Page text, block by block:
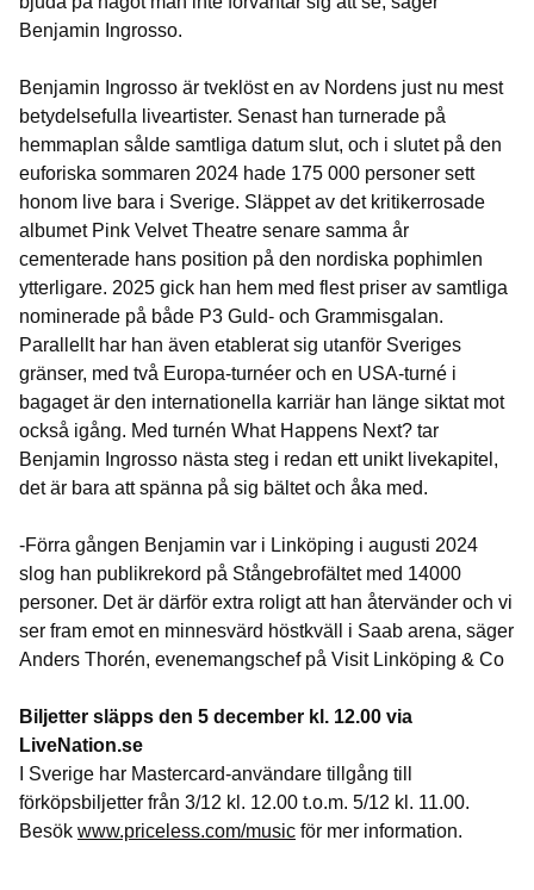
Benjamin Ingrosso.
Benjamin Ingrosso är tveklöst en av Nordens just nu mest
betydelsefulla liveartister. Senast han turnerade på
hemmaplan sålde samtliga datum slut, och i slutet på den
euforiska sommaren 2024 hade 175 000 personer sett
honom live bara i Sverige. Släppet av det kritikerrosade
albumet Pink Velvet Theatre senare samma år
cementerade hans position på den nordiska pophimlen
ytterligare. 2025 gick han hem med flest priser av samtliga
nominerade på både P3 Guld- och Grammisgalan.
Parallellt har han även etablerat sig utanför Sveriges
gränser, med två Europa-turnéer och en USA-turné i
bagaget är den internationella karriär han länge siktat mot
också igång. Med turnén What Happens Next? tar
Benjamin Ingrosso nästa steg i redan ett unikt livekapitel,
det är bara att spänna på sig bältet och åka med.
-Förra gången Benjamin var i Linköping i augusti 2024
slog han publikrekord på Stångebrofältet med 14000
personer. Det är därför extra roligt att han återvänder och vi
ser fram emot en minnesvärd höstkväll i Saab arena, säger
Anders Thorén, evenemangschef på Visit Linköping & Co
Biljetter släpps den 5 december kl. 12.00 via
LiveNation.se
I Sverige har Mastercard-användare tillgång till
förköpsbiljetter från 3/12 kl. 12.00 t.o.m. 5/12 kl. 11.00.
Besök www.priceless.com/music för mer information.